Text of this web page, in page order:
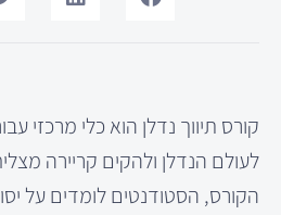
קורס תיווך נדלן הוא כלי מרכזי
לעולם הנדלן ולהקים קריירה
הקורס, הסטודנטים לומדים על